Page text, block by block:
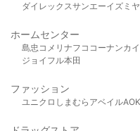
ダイレックスサンエーイズミヤ
ホームセンター
島忠 コメリ ナフコ コーナンカ
ジョイフル本田
ファッション
ユニクロ しまむら アベイル